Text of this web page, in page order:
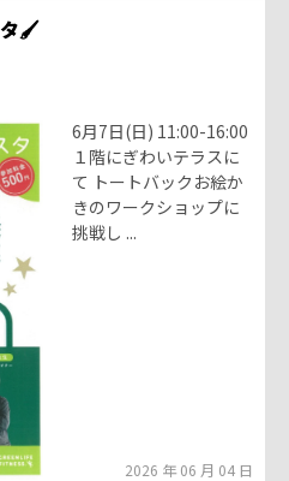
タ🖌
6月7日(日) 11:00-16:00
１階にぎわいテラスに
て トートバックお絵か
きのワークショップに
挑戦し ...
2026 年 06 月 04 日